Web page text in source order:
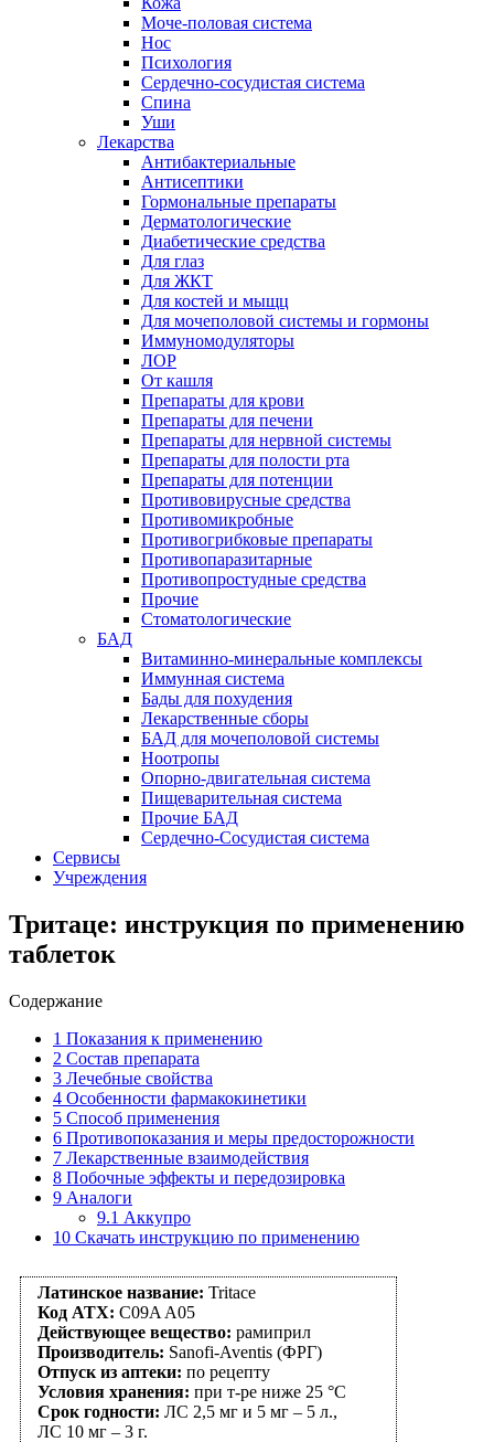
Моче-половая система
Нос
Психология
Сердечно-сосудистая система
Спина
Уши
Лекарства
Антибактериальные
Антисептики
Гормональные препараты
Дерматологические
Диабетические средства
Для глаз
Для ЖКТ
Для костей и мыщц
Для мочеполовой системы и гормоны
Иммуномодуляторы
ЛОР
От кашля
Препараты для крови
Препараты для печени
Препараты для нервной системы
Препараты для полости рта
Препараты для потенции
Противовирусные средства
Противомикробные
Противогрибковые препараты
Противопаразитарные
Противопростудные средства
Прочие
Стоматологические
БАД
Витаминно-минеральные комплексы
Иммунная система
Бады для похудения
Лекарственные сборы
БАД для мочеполовой системы
Ноотропы
Опорно-двигательная система
Пищеварительная система
Прочие БАД
Сердечно-Сосудистая система
Сервисы
Учреждения
Тритаце: инструкция по применению
таблеток
Содержание
1 Показания к применению
2 Состав препарата
3 Лечебные свойства
4 Особенности фармакокинетики
5 Способ применения
6 Противопоказания и меры предосторожности
7 Лекарственные взаимодействия
8 Побочные эффекты и передозировка
9 Аналоги
9.1 Аккупро
10 Скачать инструкцию по применению
Латинское название: Tritace
Код АТХ: C09A A05
Действующее вещество: рамиприл
Производитель: Sanofi-Aventis (ФРГ)
Отпуск из аптеки: по рецепту
Условия хранения: при т-ре ниже 25 °C
Срок годности: ЛС 2,5 мг и 5 мг – 5 л.,
ЛС 10 мг – 3 г.